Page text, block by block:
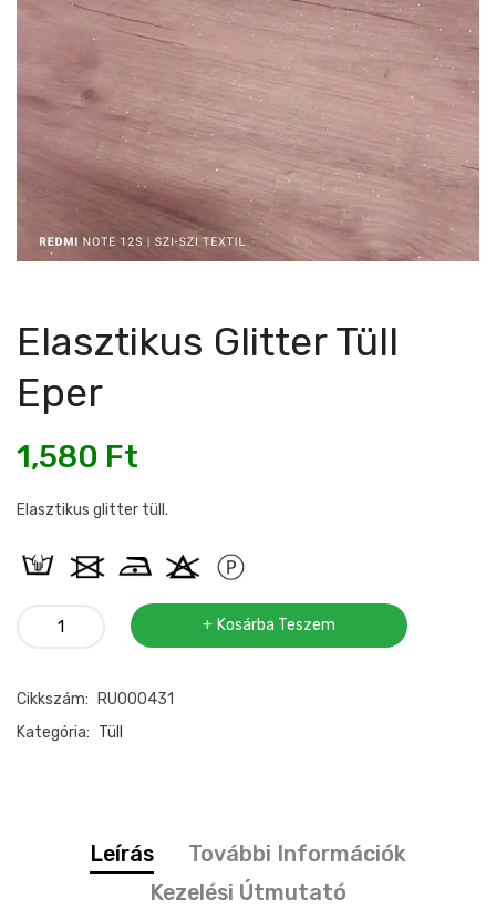
Elasztikus Glitter Tüll
Eper
1,580 Ft
Elasztikus glitter tüll.
Elasztikus
eper
mennyiség
Kosárba Teszem
Cikkszám:
RU000431
Kategória: Tüll
Leírás
További Információk
Kezelési Útmutató